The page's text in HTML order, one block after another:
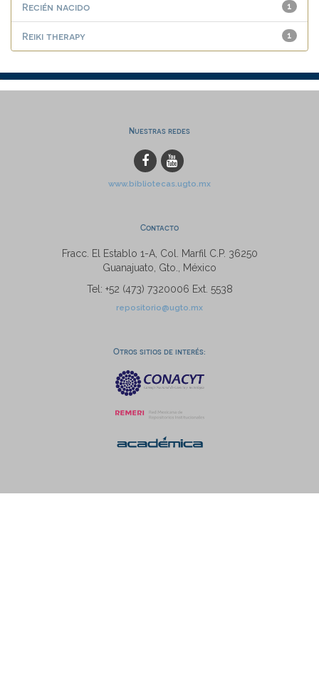
1
Recién nacido
1
Reiki therapy
Nuestras redes
www.bibliotecas.ugto.mx
Contacto
Fracc. El Establo 1-A, Col. Marfil C.P. 36250
Guanajuato, Gto., México
Tel: +52 (473) 7320006 Ext. 5538
repositorio@ugto.mx
Otros sitios de interés: